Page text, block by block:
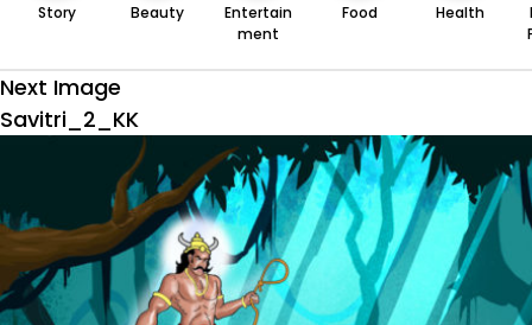
Story Beauty
Entertain
ment
Food Health
Next Image
Savitri_2_KK